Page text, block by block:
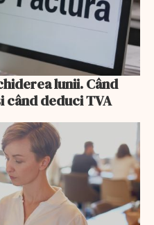
lunii. Când
deduci TVA